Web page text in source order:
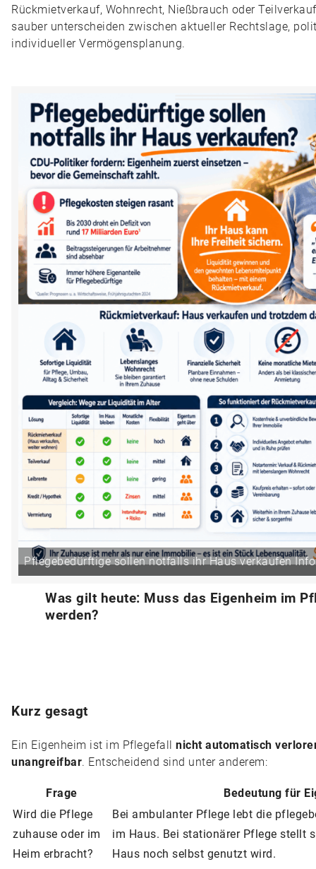
Rückmietverkauf, Wohnrecht, Nießbrauch oder
sauber unterscheiden zwischen aktueller Rechtslage,
individueller Vermögensplanung.
Pflegebedürftige sollen notfalls ihr Haus verkaufen
Was gilt heute: Muss das Eigenheim im
werden?
Kurz gesagt
Ein Eigenheim ist im Pflegefall nicht automatisch
unangreifbar. Entscheidend sind unter anderem:
Frage
Bedeutung für
Wird die Pflege
zuhause oder im
Heim erbracht?
Bei ambulanter Pflege lebt die
im Haus. Bei stationärer Pflege stellt
Haus noch selbst genutzt wird.